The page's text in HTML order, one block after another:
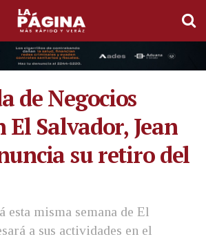
de Negocios
El Salvador, Jean
su retiro del
esta misma semana de El
a sus actividades en el